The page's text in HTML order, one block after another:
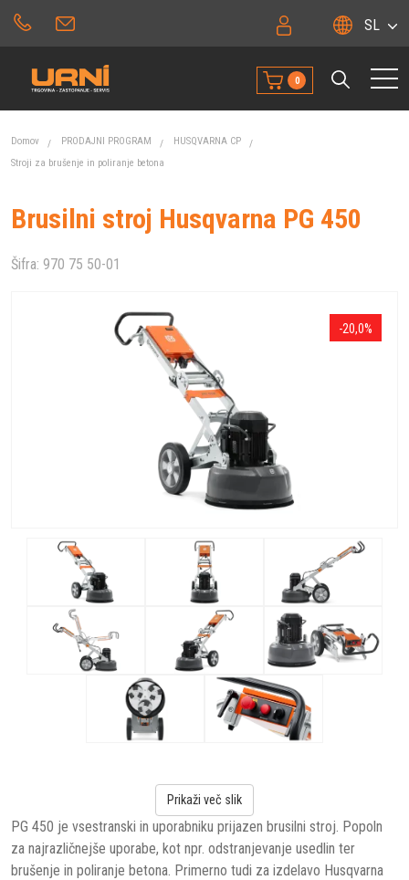
SL
0
Domov PRODAJNI PROGRAM
HUSQVARNA CP
Stroji za brušenje in poliranje betona
Brusilni stroj Husqvarna PG 450
Šifra: 970 75 50-01
PG 450 je vsestranski in uporabniku prijazen brusilni stroj. Popoln
za najrazličnejše uporabe, kot npr. odstranjevanje usedlin ter
brušenje in poliranje betona. Primerno tudi za izdelavo Husqvarna
-20,0%
Prikaži več slik